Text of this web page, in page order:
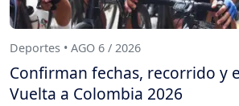
Deportes • AGO 6 / 2026
Confirman fechas, recorrido y
Vuelta a Colombia 2026